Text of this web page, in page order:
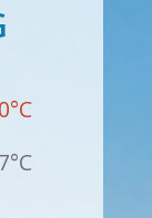
°C
°C